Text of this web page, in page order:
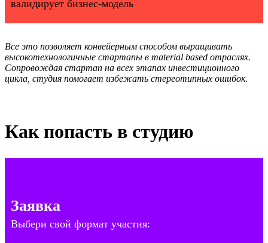
валидирует бизнес-модель
Все это позволяет конвейерным способом выращивать
высокотехнологичные стартапы в material based отраслях.
Сопровождая стартап на всех этапах инвестиционного
цикла, студия помогает избежать стереотипных ошибок.
Как попасть в студию
Заявка
Выбери свой формат участия: